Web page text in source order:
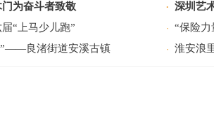
为奋斗者致敬
“上马少儿跑”
”——良渚街道安溪古镇
· 深圳艺
· “保险
· 淮安浪